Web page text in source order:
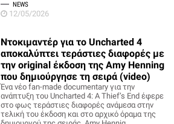
NEWS
12/05/2026
Ντοκιμαντέρ για το Uncharted 4
αποκαλύπτει τεράστιες διαφορές με
την original έκδοση της Amy Henning
που δημιούργησε τη σειρά (video)
Ένα νέο fan-made documentary για την
ανάπτυξη του Uncharted 4: A Thief’s End έφερε
στο φως τεράστιες διαφορές ανάμεσα στην
τελική του έκδοση και στο αρχικό όραμα της